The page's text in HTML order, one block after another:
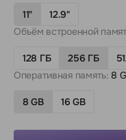
11"
12.9"
Объём встроенной
128 ГБ 256 ГБ
Оперативная память: 8
8 GB 16 GB